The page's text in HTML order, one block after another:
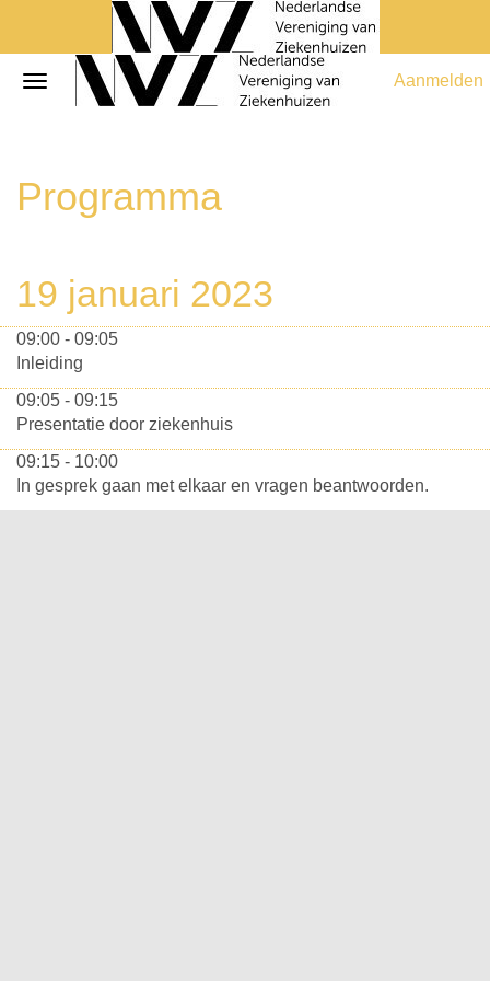
Aanmelden
Programma
19 januari 2023
09:00 - 09:05
Inleiding
09:05 - 09:15
Presentatie door ziekenhuis
09:15 - 10:00
In gesprek gaan met elkaar en vragen beantwoorden.